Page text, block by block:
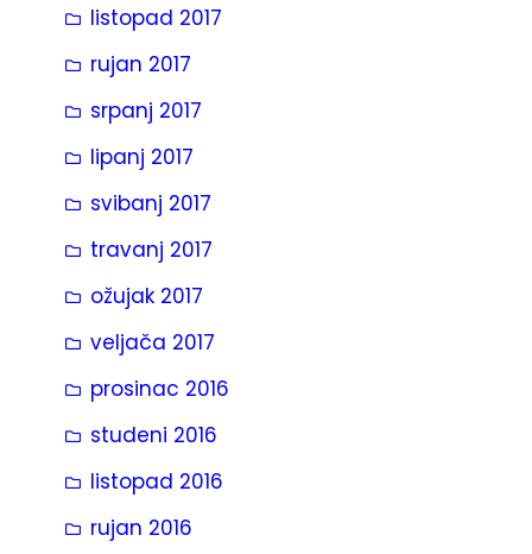
listopad 2017
rujan 2017
srpanj 2017
lipanj 2017
svibanj 2017
travanj 2017
ožujak 2017
veljača 2017
prosinac 2016
studeni 2016
listopad 2016
rujan 2016